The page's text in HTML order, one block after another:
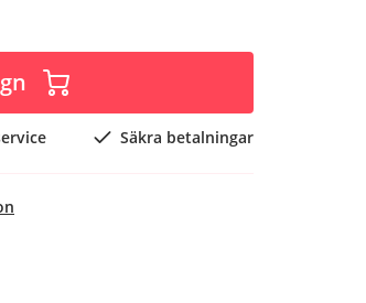
Säkra betalningar